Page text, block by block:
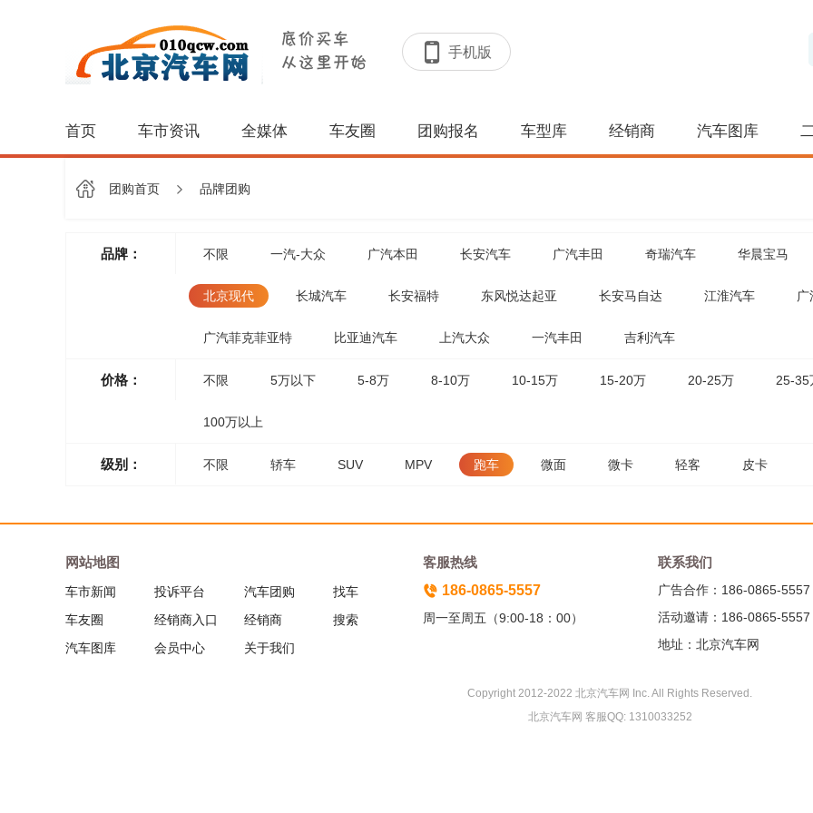
手机版
首页 车市资讯 全媒体 车友圈 团购报名 车型库 经销商 汽车图库
团购首页 品牌团购
品牌： 不限 一汽-大众 广汽本田 长安汽车 广汽丰田 奇瑞汽车 华晨宝马
北京现代 长城汽车 长安福特 东风悦达起亚 长安马自达 江淮汽车 广
广汽菲克菲亚特 比亚迪汽车 上汽大众 一汽丰田 吉利汽车
价格： 不限 5万以下 5-8万 8-10万 10-15万 15-20万 20-25万 25-35
100万以上
级别： 不限 轿车 SUV MPV 跑车 微面 微卡 轻客 皮卡
网站地图
车市新闻 投诉平台 汽车团购
找车
车友圈
经销商入口 经销商
搜索
汽车图库
会员中心 关于我们
客服热线
186-0865-5557
周一至周五（9:00-18：00）
联系我们
广告合作：186-0865-5557
活动邀请：186-0865-5557
地址：北京汽车网
Copyright 2012-2022 北京汽车网 Inc. All Rights Reserved.
北京汽车网 客服QQ: 1310033252